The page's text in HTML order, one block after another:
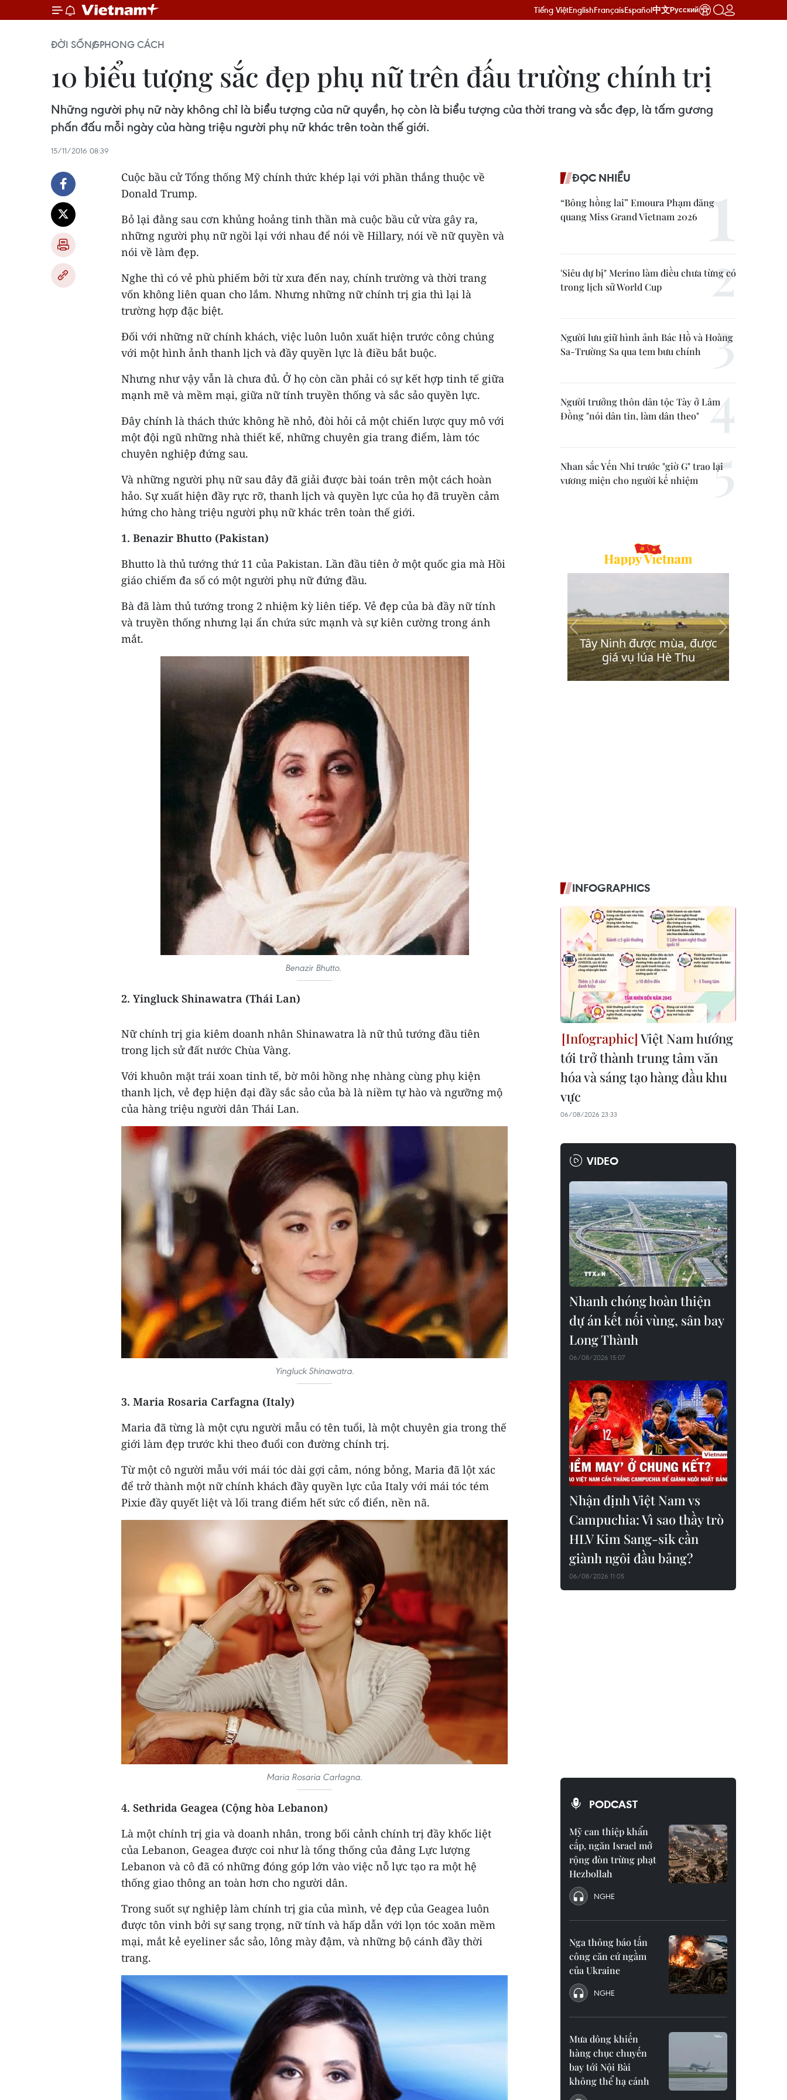
Tiếng ViệtEnglishFrançaisEspañol中文Русский
ĐỜI SỐNGPHONG CÁCH
10 biểu tượng sắc đẹp phụ nữ trên đấu trường chính trị
Những người phụ nữ này không chỉ là biểu tượng của nữ quyền, họ còn là biểu tượng của thời trang và sắc đẹp, là tấm gương
phấn đấu mỗi ngày của hàng triệu người phụ nữ khác trên toàn thế giới.
15/11/2016 08:39
Cuộc bầu cử Tổng thống Mỹ chính thức khép lại với phần thắng thuộc về
Donald Trump.
Bỏ lại đằng sau cơn khủng hoảng tinh thần mà cuộc bầu cử vừa gây ra,
những người phụ nữ ngồi lại với nhau để nói về Hillary, nói về nữ quyền và
nói về làm đẹp.
Nghe thì có vẻ phù phiếm bởi từ xưa đến nay, chính trường và thời trang
vốn không liên quan cho lắm. Nhưng những nữ chính trị gia thì lại là
trường hợp đặc biệt.
Đối với những nữ chính khách, việc luôn luôn xuất hiện trước công chúng
với một hình ảnh thanh lịch và đầy quyền lực là điều bắt buộc.
Nhưng như vậy vẫn là chưa đủ. Ở họ còn cần phải có sự kết hợp tinh tế giữa
mạnh mẽ và mềm mại, giữa nữ tính truyền thống và sắc sảo quyền lực.
Đây chính là thách thức không hề nhỏ, đòi hỏi cả một chiến lược quy mô với
một đội ngũ những nhà thiết kế, những chuyên gia trang điểm, làm tóc
chuyên nghiệp đứng sau.
Và những người phụ nữ sau đây đã giải được bài toán trên một cách hoàn
hảo. Sự xuất hiện đầy rực rỡ, thanh lịch và quyền lực của họ đã truyền cảm
hứng cho hàng triệu người phụ nữ khác trên toàn thế giới.
1. Benazir Bhutto (Pakistan)
Bhutto là thủ tướng thứ 11 của Pakistan. Lần đầu tiên ở một quốc gia mà Hồi
giáo chiếm đa số có một người phụ nữ đứng đầu.
Bà đã làm thủ tướng trong 2 nhiệm kỳ liên tiếp. Vẻ đẹp của bà đầy nữ tính
và truyền thống nhưng lại ẩn chứa sức mạnh và sự kiên cường trong ánh
mắt.
Benazir Bhutto.
2. Yingluck Shinawatra (Thái Lan)
Nữ chính trị gia kiêm doanh nhân Shinawatra là nữ thủ tướng đầu tiên
trong lịch sử đất nước Chùa Vàng.
Với khuôn mặt trái xoan tinh tế, bờ môi hồng nhẹ nhàng cùng phụ kiện
thanh lịch, vẻ đẹp hiện đại đầy sắc sảo của bà là niềm tự hào và ngưỡng mộ
của hàng triệu người dân Thái Lan.
Yingluck Shinawatra.
3. Maria Rosaria Carfagna (Italy)
Maria đã từng là một cựu người mẫu có tên tuổi, là một chuyên gia trong thế
giới làm đẹp trước khi theo đuổi con đường chính trị.
Từ một cô người mẫu với mái tóc dài gợi cảm, nóng bỏng, Maria đã lột xác
để trở thành một nữ chính khách đầy quyền lực của ​Italy với mái tóc tém
Pixie đầy quyết liệt và lối trang điểm hết sức cổ điển, nền nã.
Maria Rosaria Carfagna.
4. Sethrida Geagea (Cộng hòa L​ebanon)
Là một chính trị gia và doanh nhân, trong bối cảnh chính trị đầy khốc liệt
của Lebanon, Geagea được coi như là tổng thống của đảng Lực lượng
Lebanon và cô đã có những đóng góp lớn vào việc nỗ lực tạo ra một hệ
thống giao thông an toàn hơn cho người dân.
Trong suốt sự nghiệp làm chính trị gia của mình, vẻ đẹp của Geagea luôn
được tôn vinh bởi sự sang trọng, nữ tính và hấp dẫn với lọn tóc xoăn mềm
mại, mắt kẻ eyeliner sắc sảo, lông mày đậm, và những bộ cánh đầy thời
trang.
ĐỌC NHIỀU
“Bông hồng lai” Emoura Phạm đăng
quang Miss Grand Vietnam 2026
'Siêu dự bị" Merino làm điều chưa từng có
trong lịch sử World Cup
Người lưu giữ hình ảnh Bác Hồ và Hoàng
Sa-Trường Sa qua tem bưu chính
Người trưởng thôn dân tộc Tày ở Lâm
Đồng "nói dân tin, làm dân theo"
Nhan sắc Yến Nhi trước "giờ G" trao lại
vương miện cho người kế nhiệm
INFOGRAPHICS
Việt Nam hướng
tới trở thành trung tâm văn
hóa và sáng tạo hàng đầu khu
vực
06/08/2026 23:33
VIDEO
Nhanh chóng hoàn thiện
dự án kết nối vùng, sân bay
Long Thành
06/08/2026 15:07
Nhận định Việt Nam vs
Campuchia: Vì sao thầy trò
HLV Kim Sang-sik cần
giành ngôi đầu bảng?
06/08/2026 11:05
PODCAST
Mỹ can thiệp khẩn
cấp, ngăn Israel mở
rộng đòn trừng phạt
Hezbollah
NGHE
Nga thông báo tấn
công căn cứ ngầm
của Ukraine
NGHE
Mưa dông khiến
hàng chục chuyến
bay tới Nội Bài
không thể hạ cánh